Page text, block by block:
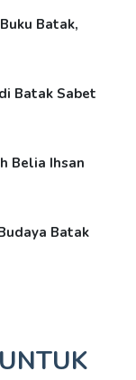
Batak,
Batak Sabet
Belia Ihsan
Batak